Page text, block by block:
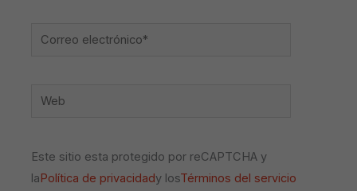
Correo
Web
Este sitio esta protegido por reCAPTCHA y
laPolítica de privacidady losTérminos del servicio